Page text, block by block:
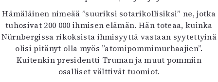
Hämäläinen nimeää ”suuriksi sotarikollisiksi” ne, jotka
tuhosivat 200 000 ihmisen elämän. Hän toteaa, kuinka
Nürnbergissa rikoksista ihmisyyttä vastaan syytettyinä
olisi pitänyt olla myös ”atomipommimurhaajien”.
Kuitenkin presidentti Truman ja muut pommiin
osalliset välttivät tuomiot.